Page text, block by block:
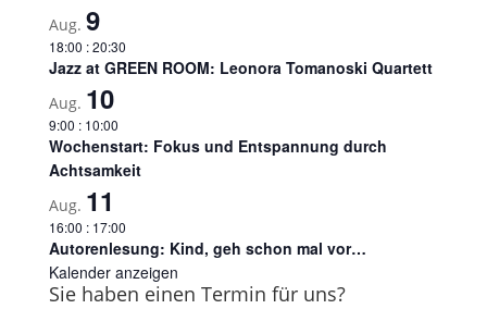
Aug. 9
18:00 :20:30
Jazz at GREEN ROOM: Leonora Tomanoski Quartett
Aug. 10
9:00 : 10:00
Wochenstart: Fokus und Entspannung durch
Achtsamkeit
Aug. 11
16:00 : 17:00
Autorenlesung: Kind, geh schon mal vor…
Kalender anzeigen
Sie haben einen Termin für uns?